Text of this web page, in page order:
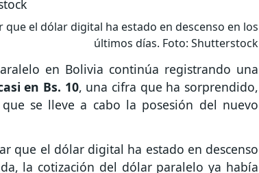
el dólar digital ha estado en descenso en los
últimos días. Foto: Shutterstock
en Bolivia continúa registrando una
en Bs. 10, una cifra que ha sorprendido,
se lleve a cabo la posesión del nuevo
que el dólar digital ha estado en descenso
la cotización del dólar paralelo ya había